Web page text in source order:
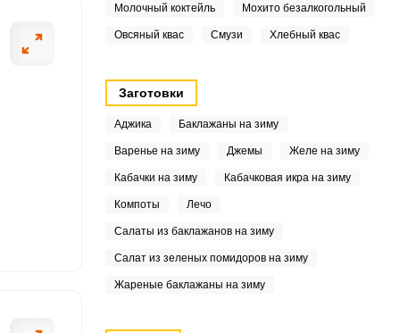
Молочный коктейль Мохито безалкогольный
Овсяный квас Смузи Хлебный квас
Заготовки
Аджика Баклажаны на зиму
Варенье на зиму Джемы Желе на зиму
Кабачки на зиму Кабачковая икра на зиму
Компоты Лечо
Салаты из баклажанов на зиму
Салат из зеленых помидоров на зиму
Жареные баклажаны на зиму